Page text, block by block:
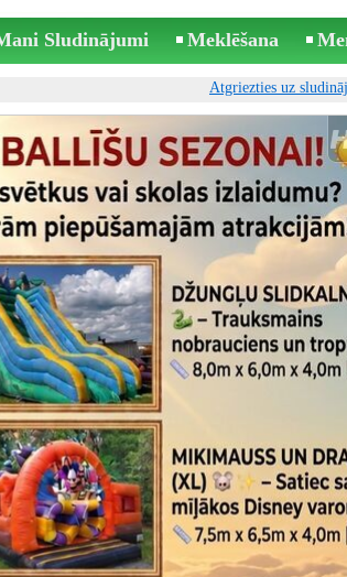
Sludinājumi Meklēšana
Atgriezties uz